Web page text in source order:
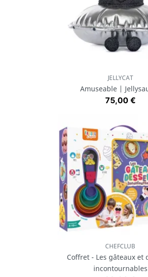
Aperçu rapide
JELLYCAT
Amuseable |
Prix
75,00 €
Aperçu rapide
CHEFCLUB
Coffret - Les gâteaux et
incontournables